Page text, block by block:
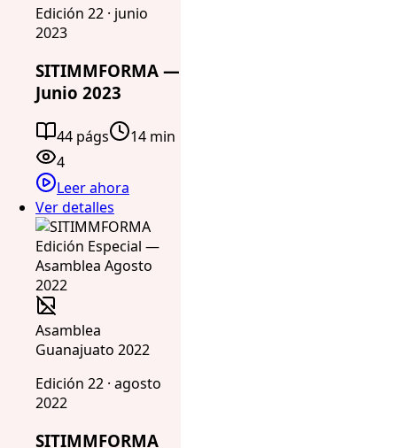
Edición 22 · junio
2023
SITIMMFORMA —
Junio 2023
44 págs
14 min
4
Leer ahora
Ver detalles
Asamblea
Guanajuato 2022
Edición 22 · agosto
2022
SITIMMFORMA